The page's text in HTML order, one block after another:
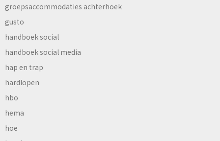
groepsaccommodaties achterhoek
gusto
handboek social
handboek social media
hap en trap
hardlopen
hbo
hema
hoe